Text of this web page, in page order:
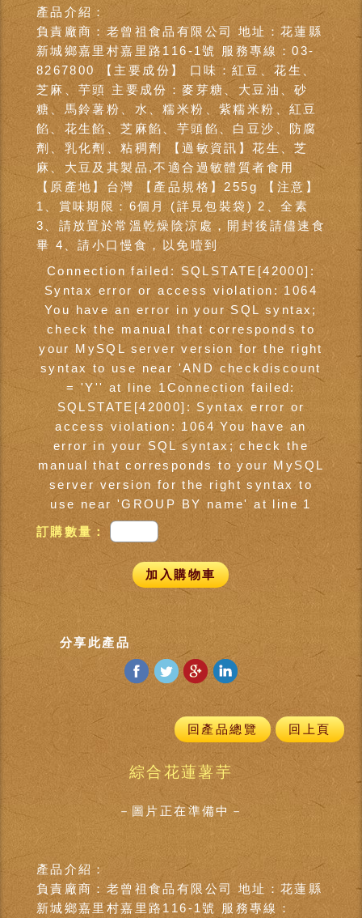
產品介紹：
負責廠商：老曾祖食品有限公司 地址：花蓮縣
新城鄉嘉里村嘉里路116-1號 服務專線：03-
8267800 【主要成份】 口味：紅豆、花生、
芝麻、芋頭 主要成份：麥芽糖、大豆油、砂
糖、馬鈴薯粉、水、糯米粉、紫糯米粉、紅豆
餡、花生餡、芝麻餡、芋頭餡、白豆沙、防腐
劑、乳化劑、粘稠劑 【過敏資訊】花生、芝
麻、大豆及其製品,不適合過敏體質者食用
【原產地】台灣 【產品規格】255g 【注意】
1、賞味期限：6個月 (詳見包裝袋) 2、全素
3、請放置於常溫乾燥陰涼處，開封後請儘速食
畢 4、請小口慢食，以免噎到
Connection failed: SQLSTATE[42000]:
Syntax error or access violation: 1064
You have an error in your SQL syntax;
check the manual that corresponds to
your MySQL server version for the right
syntax to use near 'AND checkdiscount
= 'Y'' at line 1Connection failed:
SQLSTATE[42000]: Syntax error or
access violation: 1064 You have an
error in your SQL syntax; check the
manual that corresponds to your MySQL
server version for the right syntax to
use near 'GROUP BY name' at line 1
訂購數量：
加入購物車
分享此產品
回產品總覽 回上頁
綜合花蓮薯芋
－圖片正在準備中－
產品介紹：
負責廠商：老曾祖食品有限公司 地址：花蓮縣
新城鄉嘉里村嘉里路116-1號 服務專線：